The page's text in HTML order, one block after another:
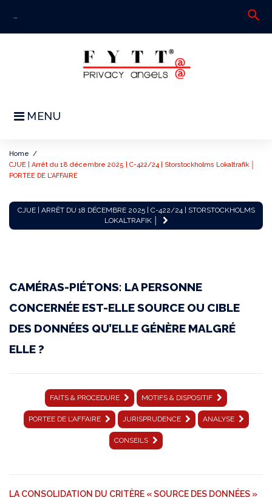
content
search
MENU
Home /
CJUE | Arrêt du 18 décembre 2025 | C-422/24 | Storstockholms Lokaltrafik │
PORTEE DE L’AFFAIRE
CJUE
|
18
décembre
2025
|
422/24
│
CJUE | ARRÊT DU 18 DÉCEMBRE 2025 | C-422/24 | STORSTOCKHOLMS
LOKALTRAFIK │
CAMÉRAS-PIÉTONS: LA PERSONNE
CONCERNÉE EST-ELLE SOURCE OU CIBLE
DES DONNÉES QU’ELLE GÉNÈRE MALGRÉ
ELLE ?
FAITS & PROCEDURE MOTIFS & DISPOSITIF
PORTEE DE L’AFFAIRE JURISPRUDENCE ANALYSE
CONSEILS
LA CONSOLIDATION DU CRITÈRE « SOURCE DES DONNÉES »